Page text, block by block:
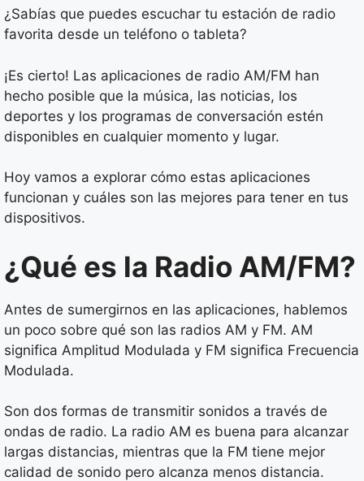
¿Sabías que puedes escuchar tu estación de radio
favorita desde un teléfono o tableta?
¡Es cierto! Las aplicaciones de radio AM/FM han
hecho posible que la música, las noticias, los
deportes y los programas de conversación estén
disponibles en cualquier momento y lugar.
Hoy vamos a explorar cómo estas aplicaciones
funcionan y cuáles son las mejores para tener en tus
dispositivos.
¿Qué es la Radio AM/FM?
Antes de sumergirnos en las aplicaciones, hablemos
un poco sobre qué son las radios AM y FM. AM
significa Amplitud Modulada y FM significa Frecuencia
Modulada.
Son dos formas de transmitir sonidos a través de
ondas de radio. La radio AM es buena para alcanzar
largas distancias, mientras que la FM tiene mejor
calidad de sonido pero alcanza menos distancia.